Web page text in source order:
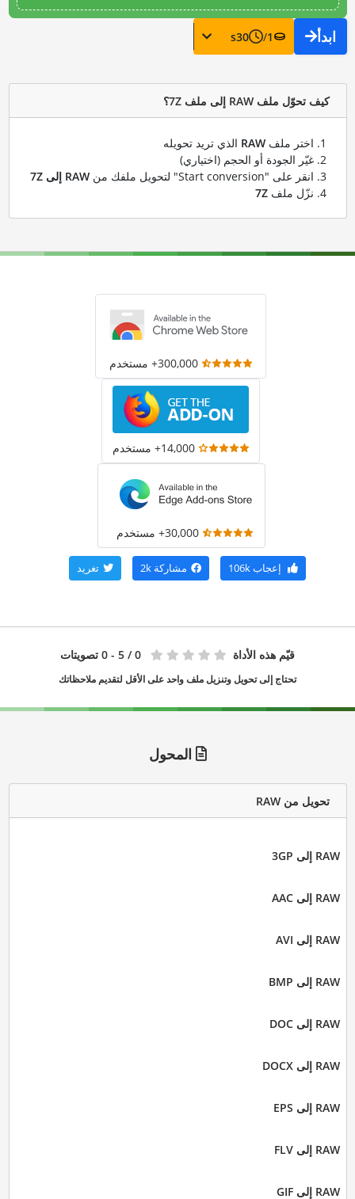
ابدأ 1
/
30
s
كيف تحوّل ملف RAW إلى ملف 7Z؟
اختر ملف RAWالذي تريد تحويله
غيّر الجودة أو الحجم (اختياري)
انقر على "Start conversion" لتحويل ملفك من
RAW إلى 7Z
نزّل ملف 7Z
300,000+ مستخدم
14,000+ مستخدم
30,000+ مستخدم
إعجاب106k مشاركة 2k تغريد
قيّم هذه الأداة 0 / 5 - 0 تصويتات
تحتاج إلى تحويل وتنزيل ملف واحد على الأقل لتقديم ملاحظاتك
المحول
تحويل من RAW
RAW إلى 3GP
RAW إلى AAC
RAW إلى AVI
RAW إلى BMP
RAW إلى DOC
RAW إلى DOCX
RAW إلى EPS
RAW إلى FLV
RAW إلى GIF